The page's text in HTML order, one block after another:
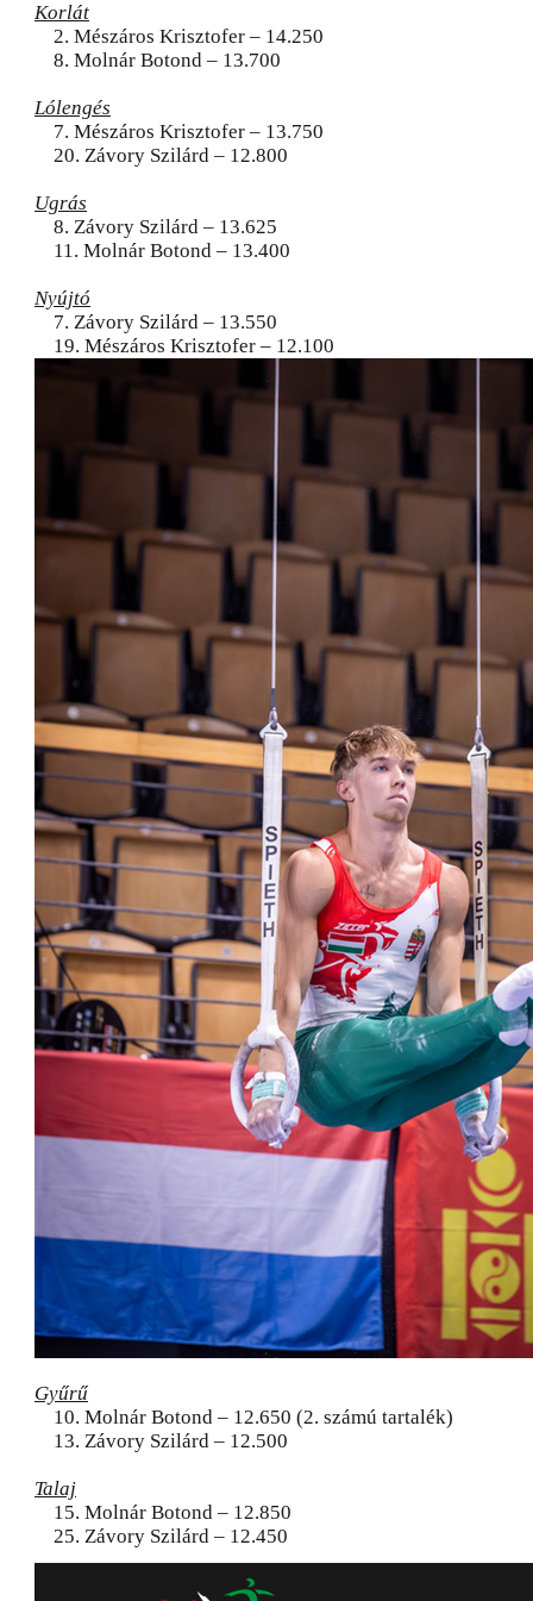
Korlát
2. Mészáros Krisztofer – 14.250
8. Molnár Botond – 13.700
Lólengés
7. Mészáros Krisztofer – 13.750
20. Závory Szilárd – 12.800
Ugrás
8. Závory Szilárd – 13.625
11. Molnár Botond – 13.400
Nyújtó
7. Závory Szilárd – 13.550
19. Mészáros Krisztofer – 12.100
Gyűrű
10. Molnár Botond – 12.650 (2. számú tartalék)
13. Závory Szilárd – 12.500
Talaj
15. Molnár Botond – 12.850
25. Závory Szilárd – 12.450